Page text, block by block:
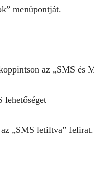
menüpontját.
az „SMS és
„SMS letiltva”